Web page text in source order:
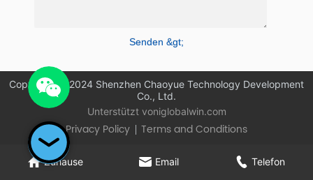
Senden &gt;
Zuhause Email Telefon
Copyright © 2024 Shenzhen Chaoyue Technology Development
Co., Ltd.
Unterstützt voniglobalwin.com
Privacy Policy Terms and Conditions